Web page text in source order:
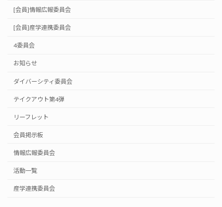
[会員]情報広報委員会
[会員]産学連携委員会
4委員会
お知らせ
ダイバーシティ委員会
テイクアウト第4弾
リーフレット
会員掲示板
情報広報委員会
活動一覧
産学連携委員会